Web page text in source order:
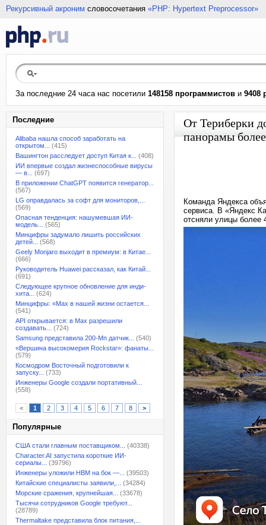
Рекурсивный акроним словосочетания «PHP: Hypertext Preprocessor»
За последние 24 часа нас посетили 148158 программистов и 9408
Последние
Alibaba нашла способ заработать на
открытом...
(415)
Вашингтон расследует доступ Китая к...
(408)
ИИ впервые создал жизнеспособные вирусы
— в...
(697)
В приложении ChatGPT появится генератор...
(567)
LG оправдалась за софт для мониторов,...
(569)
Опасная тенденция: нашумевшая ИИ-
модель...
(565)
Минцифры задумало лишить российских
детей...
(568)
Geely Monjaro выходит в премиум: в Китае...
(666)
Руководитель Huawei рассказал, как Китай...
(691)
Следующее крупное обновление для инди-
хита...
(624)
Минцифры: «Max в нашей жизни остается...
(541)
API открывается: в Max разрешили
создавать...
(724)
Samsung представила 200-Мп датчик...
(540)
«Вершина высокомерия Rockstar»: фанаты...
(579)
Космодром Восточный подготовили к
запуску...
(733)
Инженеры Google создали портативный...
(558)
< 1 2 3 4 5 6 7 8 >
Популярные
США стали главным поставщиком...
(40338)
Character.AI запустила короткие ИИ-
сериалы...
(39796)
Инженеры уложили HBM на бок —...
(39503)
Китайские специалисты заявили,...
(34284)
Морские сражения, крупнейшая...
(33678)
Тысячи сотрудников Google требуют...
(28789)
Thermaltake представила блок питания,...
От Териберки
панорамы
Команда Яндекса
сервиса. В «Яндекс
отсняли улицы более